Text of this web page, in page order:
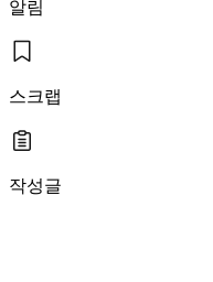
알림
스크랩
작성글